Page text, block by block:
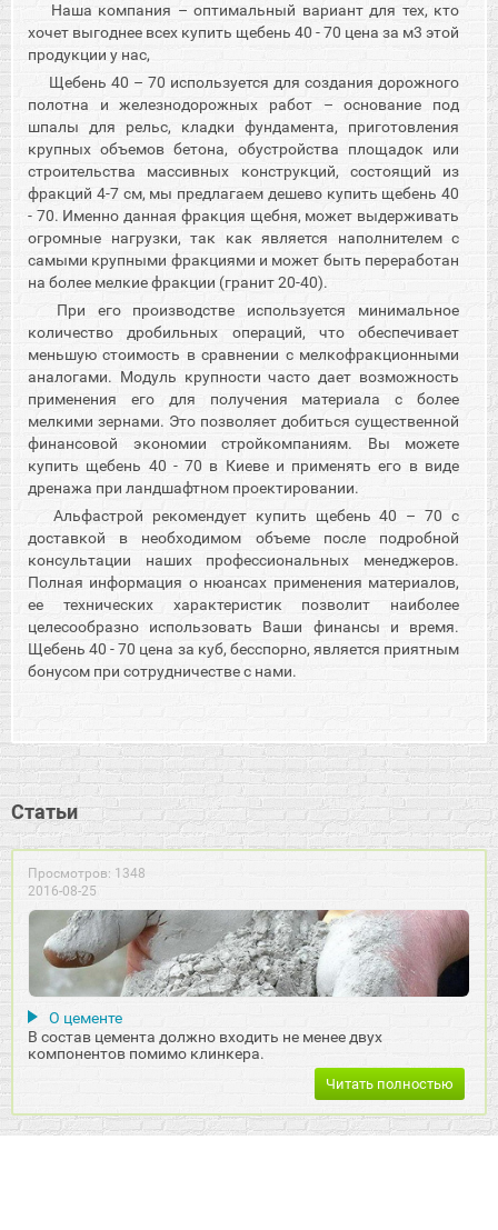
Наша компания – оптимальный вариант для тех, кто
хочет выгоднее всех купить щебень 40 - 70 цена за м3 этой
продукции у нас,
Щебень 40 – 70 используется для создания дорожного
полотна и железнодорожных работ – основание под
шпалы для рельс, кладки фундамента, приготовления
крупных объемов бетона, обустройства площадок или
строительства массивных конструкций, состоящий из
фракций 4-7 см, мы предлагаем дешево купить щебень 40
- 70. Именно данная фракция щебня, может выдерживать
огромные нагрузки, так как является наполнителем с
самыми крупными фракциями и может быть переработан
на более мелкие фракции (гранит 20-40).
При его производстве используется минимальное
количество дробильных операций, что обеспечивает
меньшую стоимость в сравнении с мелкофракционными
аналогами. Модуль крупности часто дает возможность
применения его для получения материала с более
мелкими зернами. Это позволяет добиться существенной
финансовой экономии стройкомпаниям. Вы можете
купить щебень 40 - 70 в Киеве и применять его в виде
дренажа при ландшафтном проектировании.
Альфастрой рекомендует купить щебень 40 – 70 с
доставкой в необходимом объеме после подробной
консультации наших профессиональных менеджеров.
Полная информация о нюансах применения материалов,
ее технических характеристик позволит наиболее
целесообразно использовать Ваши финансы и время.
Щебень 40 - 70 цена за куб, бесспорно, является приятным
бонусом при сотрудничестве с нами.
Статьи
Просмотров: 1348
2016-08-25
О цементе
В состав цемента должно входить не менее двух
компонентов помимо клинкера.
Читать полностью